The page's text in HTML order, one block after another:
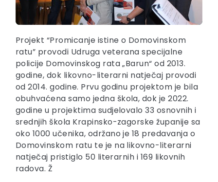
Projekt “Promicanje istine o Domovinskom
ratu” provodi Udruga veterana specijalne
policije Domovinskog rata „Barun“ od 2013.
godine, dok likovno-literarni natječaj provodi
od 2014. godine. Prvu godinu projektom je bila
obuhvaćena samo jedna škola, dok je 2022.
godine u projektima sudjelovalo 33 osnovnih i
srednjih škola Krapinsko-zagorske županije sa
oko 1000 učenika, održano je 18 predavanja o
Domovinskom ratu te je na likovno-literarni
natječaj pristiglo 50 literarnih i 169 likovnih
radova. Ž